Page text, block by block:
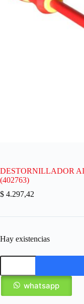
DESTORNILLADOR
(402763)
$ 4.297,42
Hay existencias
whatsapp